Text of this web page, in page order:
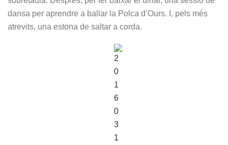
dansa per aprendre a ballar la Polca d’Ours. I, pels més
atrevits, una estona de saltar a corda.